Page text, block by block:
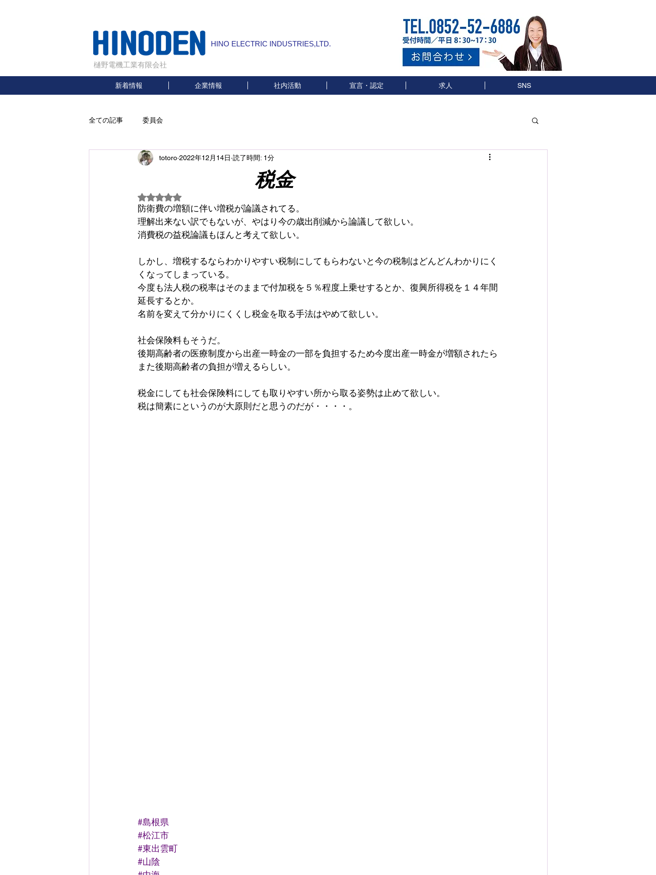
樋野電機工業有限会社
HINO ELECTRIC INDUSTRIES,LTD.
新着情報 企業情報 社内活動 宣言・認定 求人 SNS
全ての記事 委員会
税金
totoro 2022年12月14日 読了時間: 1分
5つ星のうちNaNと評価されています。
防衛費の増額に伴い増税が論議されてる。
理解出来ない訳でもないが、やはり今の歳出削減から論議して欲しい。
消費税の益税論議もほんと考えて欲しい。
しかし、増税するならわかりやすい税制にしてもらわないと今の税制はどんどんわかりにく
くなってしまっている。
今度も法人税の税率はそのままで付加税を５％程度上乗せするとか、復興所得税を１４年間
延長するとか。
名前を変えて分かりにくくし税金を取る手法はやめて欲しい。
社会保険料もそうだ。
後期高齢者の医療制度から出産一時金の一部を負担するため今度出産一時金が増額されたら
また後期高齢者の負担が増えるらしい。
税金にしても社会保険料にしても取りやすい所から取る姿勢は止めて欲しい。
税は簡素にというのが大原則だと思うのだが・・・・。
#島根県
#松江市
#東出雲町
#山陰